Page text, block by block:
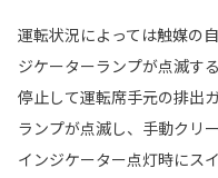
運転状況によっては触媒の
ジケーターランプが点滅す
停止して運転席手元の排出
ランプが点滅し、手動クリ
インジケーター点灯時にス